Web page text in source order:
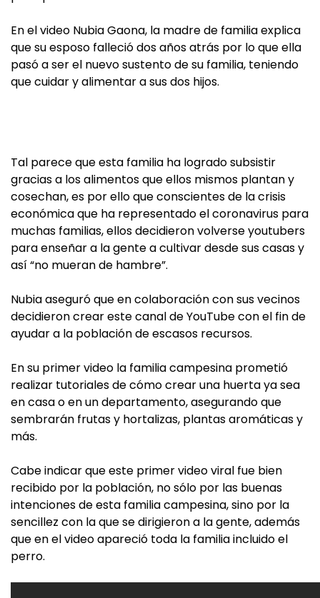
En el video Nubia Gaona, la madre de familia explica
que su esposo falleció dos años atrás por lo que ella
pasó a ser el nuevo sustento de su familia, teniendo
que cuidar y alimentar a sus dos hijos.
Tal parece que esta familia ha logrado subsistir
gracias a los alimentos que ellos mismos plantan y
cosechan, es por ello que conscientes de la crisis
económica que ha representado el coronavirus para
muchas familias, ellos decidieron volverse youtubers
para enseñar a la gente a cultivar desde sus casas y
así “no mueran de hambre”.
Nubia aseguró que en colaboración con sus vecinos
decidieron crear este canal de YouTube con el fin de
ayudar a la población de escasos recursos.
En su primer video la familia campesina prometió
realizar tutoriales de cómo crear una huerta ya sea
en casa o en un departamento, asegurando que
sembrarán frutas y hortalizas, plantas aromáticas y
más.
Cabe indicar que este primer video viral fue bien
recibido por la población, no sólo por las buenas
intenciones de esta familia campesina, sino por la
sencillez con la que se dirigieron a la gente, además
que en el video apareció toda la familia incluido el
perro.